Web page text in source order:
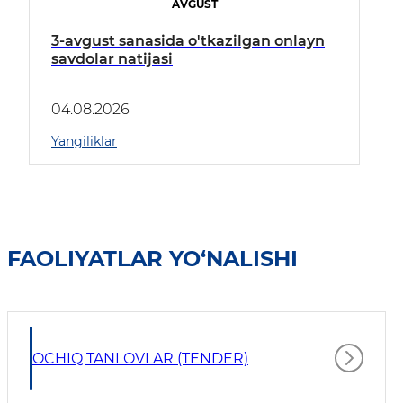
AVGUST
3-avgust sanasida o'tkazilgan onlayn
savdolar natijasi
04.08.2026
Yangiliklar
FAOLIYATLAR YO‘NALISHI
OCHIQ TANLOVLAR (TENDER)